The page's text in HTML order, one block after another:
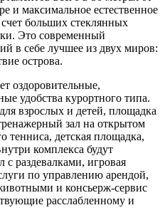
и максимальное естественное
больших стеклянных
Это современный
в себе лучшее из двух миров:
острова.
оздоровительные,
удобства курортного типа.
взрослых и детей, площадка
зал на открытом
тенниса, детская площадка,
комплекса будут
раздевалками, игровая
по управлению арендой,
и консьерж-сервис
расслабленному и